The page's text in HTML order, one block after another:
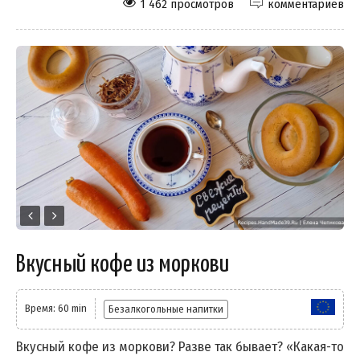
комментариев
1 462 просмотров
Вкусный кофе из моркови
Время: 60 min Безалкогольные напитки
Вкусный кофе из моркови? Разве так бывает? «Какая-то